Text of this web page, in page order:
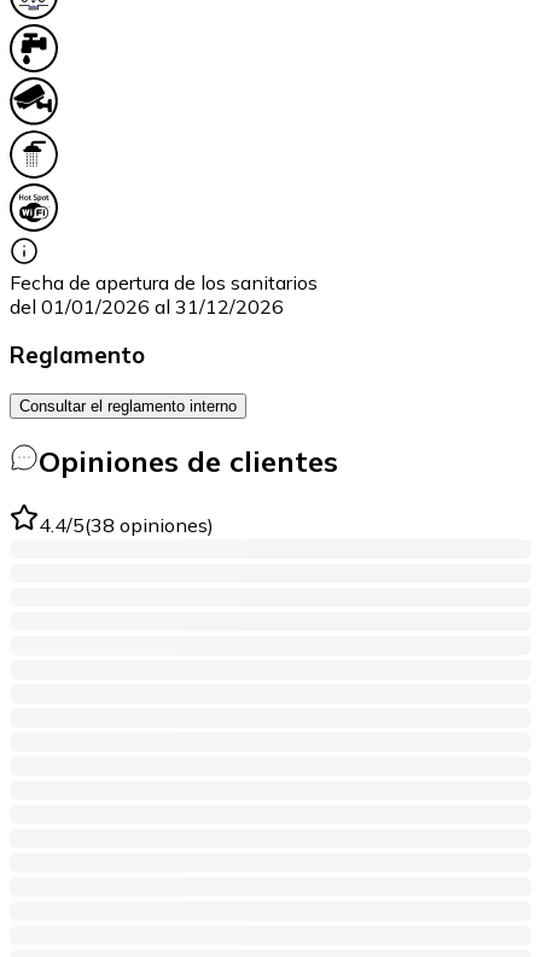
Fecha de apertura de los sanitarios
del 01/01/2026 al 31/12/2026
Reglamento
Consultar el reglamento interno
Opiniones de clientes
4.4/5(38 opiniones)